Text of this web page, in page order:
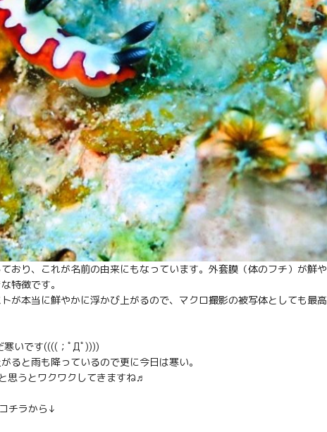
おり、これが名前の由来にもなっています。外套膜（体のフチ）が鮮や
特徴です。
が本当に鮮やかに浮かび上がるので、マクロ撮影の被写体としても最高
寒いです((((；ﾟДﾟ))))
ると雨も降っているので更に今日は寒い。
思うとワクワクしてきますね♬
チラから↓